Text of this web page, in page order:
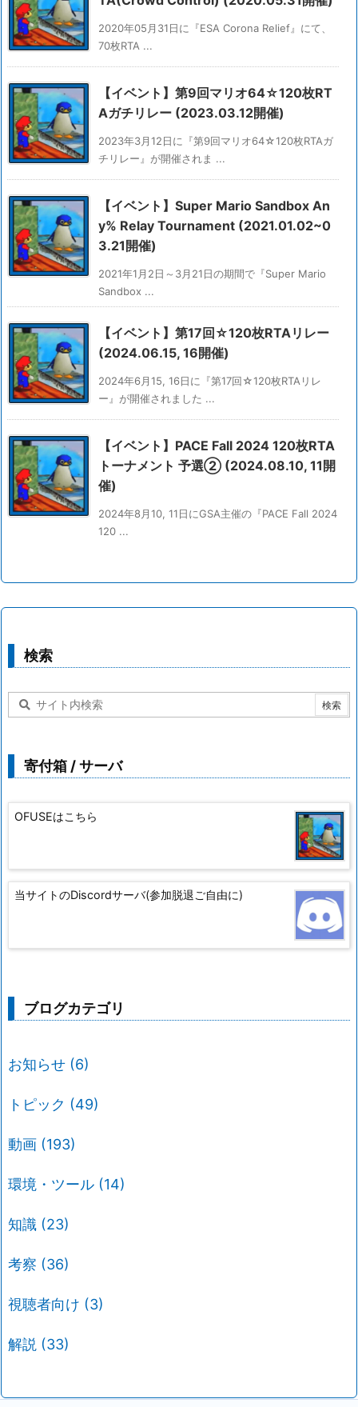
2020年05月31日に『ESA Corona Relief』にて、
70枚RTA ...
【イベント】第9回マリオ64☆120枚RT
Aガチリレー (2023.03.12開催)
2023年3月12日に『第9回マリオ64☆120枚RTAガ
チリレー』が開催されま ...
【イベント】Super Mario Sandbox An
y% Relay Tournament (2021.01.02~0
3.21開催)
2021年1月2日～3月21日の期間で『Super Mario
Sandbox ...
【イベント】第17回☆120枚RTAリレー
(2024.06.15, 16開催)
2024年6月15, 16日に『第17回☆120枚RTAリレ
ー』が開催されました ...
【イベント】PACE Fall 2024 120枚RTA
トーナメント 予選② (2024.08.10, 11開
催)
2024年8月10, 11日にGSA主催の『PACE Fall 2024
120 ...
検索
寄付箱 / サーバ
OFUSEはこちら
当サイトのDiscordサーバ(参加脱退ご自由に)
ブログカテゴリ
お知らせ (6)
トピック (49)
動画 (193)
環境・ツール (14)
知識 (23)
考察 (36)
視聴者向け (3)
解説 (33)